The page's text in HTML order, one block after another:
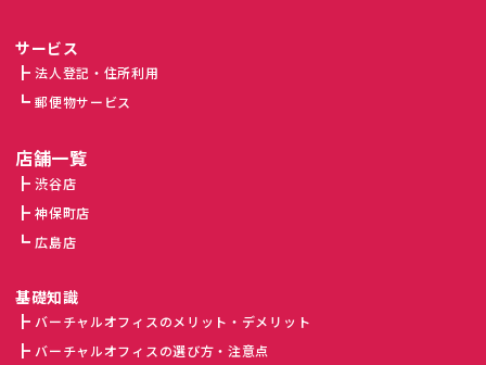
サービス
法人登記・住所利用
郵便物サービス
店舗一覧
渋谷店
神保町店
広島店
基礎知識
バーチャルオフィスのメリット・デメリット
バーチャルオフィスの選び方・注意点